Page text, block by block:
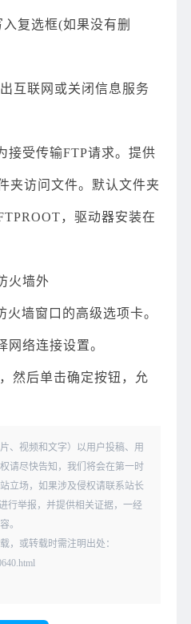
复选框(如果没有删
互联网或关闭信息服务
接受传输FTP请求。提供
夹访问文件。默认文件夹
，驱动器安装在
火墙外
火墙窗口的高级选项卡。
网络连接设置。
然后单击确定按钮，允
、视频和文字）以用户投稿、用
请尽快告知，我们将会在第一时
立场，如果涉及侵权请联系站长
进行举报，并提供相关证据，一经
。
，或转载时需注明出处：